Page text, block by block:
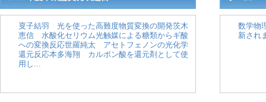
㕝子結羽 光を使った高難度物質変換の開発茨木
恵信 水酸化セリウム光触媒による糖類からギ酸
への変換反応世羅純太 アセトフェノンの光化学
還元反応本多海翔 カルボン酸を還元剤として使
用し...
数学物
新され